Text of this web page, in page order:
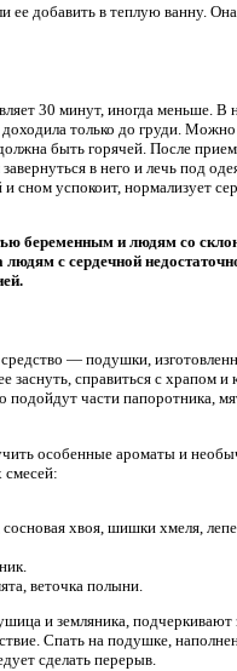
ее добавить в теплую ванну.
30 минут, иногда меньше. В
только до груди. Можно
быть горячей. После
в него и лечь под
сном успокоит, нормализует
беременным и людям со
с сердечной
— подушки,
справиться с храпом и
подойдут части папоротника,
особенные ароматы и
смесей:
хвоя, шишки хмеля,
веточка полыни.
и земляника, подчеркивают
Спать на подушке,
сделать перерыв.